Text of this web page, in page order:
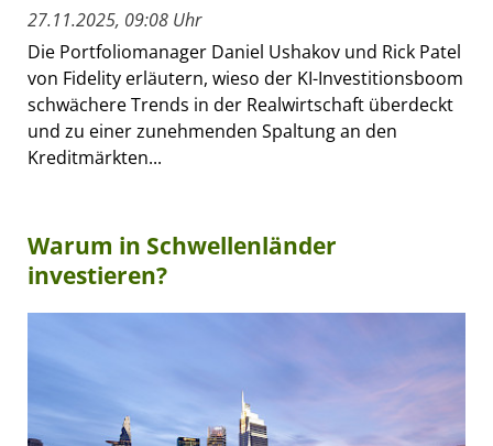
27.11.2025, 09:08 Uhr
Die Portfoliomanager Daniel Ushakov und Rick Patel
von Fidelity erläutern, wieso der KI-Investitionsboom
schwächere Trends in der Realwirtschaft überdeckt
und zu einer zunehmenden Spaltung an den
Kreditmärkten...
Warum in Schwellenländer
investieren?